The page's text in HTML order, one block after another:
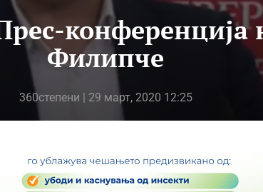
конференција
Филипче
360степени | 29 март, 2020 12:25